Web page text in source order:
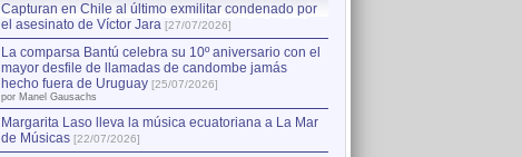
Capturan en Chile al último exmilitar condenado por
el asesinato de Víctor Jara [27/07/2026]
La comparsa Bantú celebra su 10º aniversario con el
mayor desfile de llamadas de candombe jamás
hecho fuera de Uruguay [25/07/2026]
por Manel Gausachs
Margarita Laso lleva la música ecuatoriana a La Mar
de Músicas [22/07/2026]